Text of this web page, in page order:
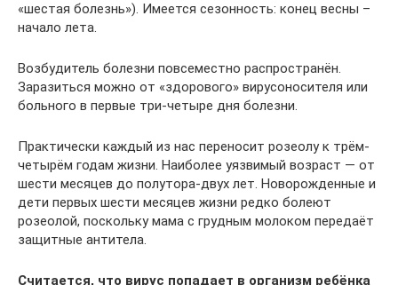
«шестая болезнь»). Имеется сезонность: конец весны –
начало лета.
Возбудитель болезни повсеместно распространён.
Заразиться можно от «здорового» вирусоносителя или
больного в первые три-четыре дня болезни.
Практически каждый из нас переносит розеолу к трём-
четырём годам жизни. Наиболее уязвимый возраст — от
шести месяцев до полутора-двух лет. Новорожденные и
дети первых шести месяцев жизни редко болеют
розеолой, поскольку мама с грудным молоком передаёт
защитные антитела.
Считается, что вирус попадает в организм ребёнка